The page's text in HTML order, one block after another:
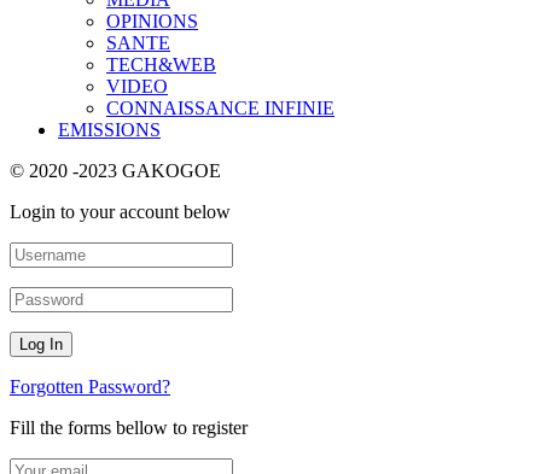
OPINIONS
SANTE
TECH&WEB
VIDEO
CONNAISSANCE INFINIE
EMISSIONS
© 2020 -2023 GAKOGOE
Login to your account below
Forgotten Password?
Fill the forms bellow to register